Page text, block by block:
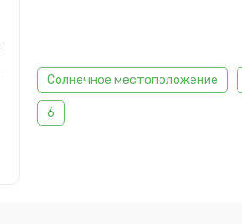
Солнечное местоположение
6